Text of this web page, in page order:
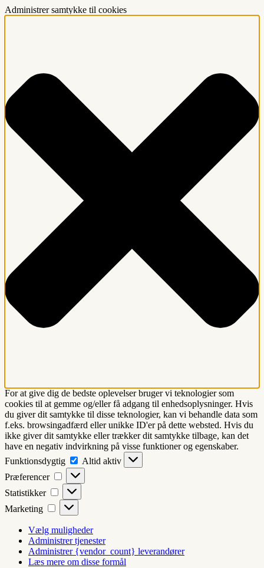
Administrer samtykke til cookies
For at give dig de bedste oplevelser bruger vi teknologier som
cookies til at gemme og/eller få adgang til enhedsoplysninger. Hvis
du giver dit samtykke til disse teknologier, kan vi behandle data som
f.eks. browsingadfærd eller unikke ID'er på dette websted. Hvis du
ikke giver dit samtykke eller trækker dit samtykke tilbage, kan det
have en negativ indvirkning på visse funktioner og egenskaber.
Funktionsdygtig
Funktionsdygtig
Altid aktiv
Præferencer
Præferencer
Statistikker Statistikker
Marketing Marketing
Vælg muligheder
Administrer tjenester
Administrer {vendor_count} leverandører
Læs mere om disse formål